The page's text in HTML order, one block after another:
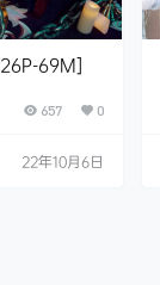
69M]
657 0
22年10月6日